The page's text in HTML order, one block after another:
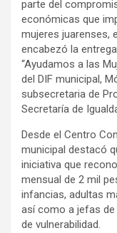
parte del
económicas que
mujeres juarenses,
encabezó la
“Ayudamos a las
del DIF municipal,
subsecretaria de
Secretaría de
Desde el Centro
municipal destacó
iniciativa que
mensual de 2 mil
infancias, adultas
así como a jefas
de vulnerabilidad.